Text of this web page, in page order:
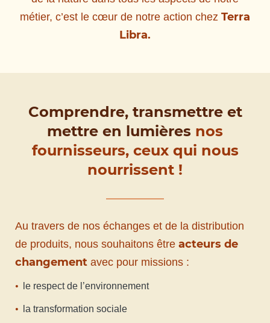
métier, c’est le cœur de notre action chez Terra
Libra.
Comprendre, transmettre et
mettre en lumières nos
fournisseurs, ceux qui nous
nourrissent !
Au travers de nos échanges et de la distribution
de produits, nous souhaitons être acteurs de
changement avec pour missions :
le respect de l’environnement
la transformation sociale